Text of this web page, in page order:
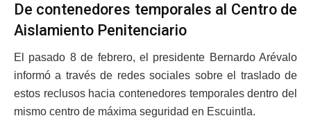
De contenedores temporales al Centro de
Aislamiento Penitenciario
El pasado 8 de febrero, el presidente Bernardo Arévalo
informó a través de redes sociales sobre el traslado de
estos reclusos hacia contenedores temporales dentro del
mismo centro de máxima seguridad en Escuintla.